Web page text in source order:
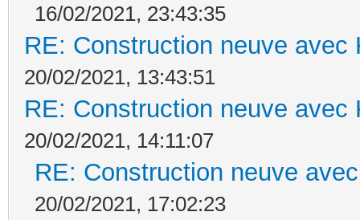
16/02/2021, 23:43:35
RE: Construction neuve avec
20/02/2021, 13:43:51
RE: Construction neuve avec
20/02/2021, 14:11:07
RE: Construction neuve
20/02/2021, 17:02:23